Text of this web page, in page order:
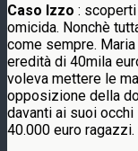
Caso Izzo :
omicida. Nonchè
come sempre.
eredità di 40mila
voleva mettere le
opposizione della
davanti ai suoi
40.000 euro